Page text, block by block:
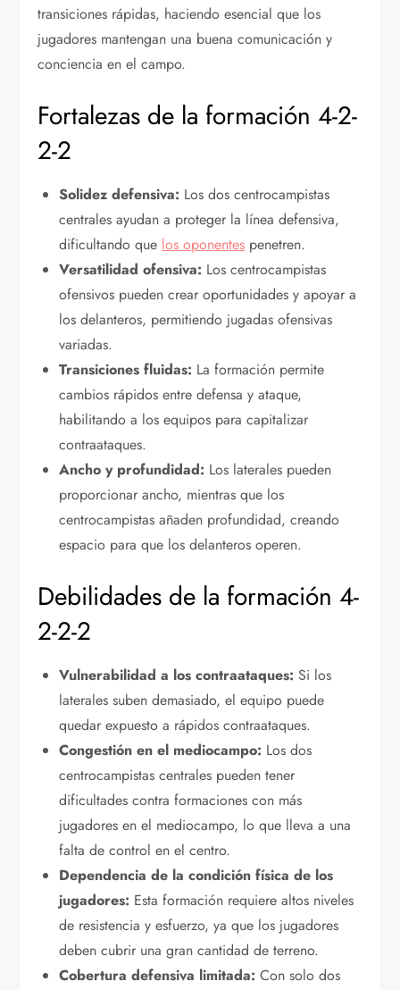
transiciones rápidas, haciendo esencial que los
jugadores mantengan una buena comunicación y
conciencia en el campo.
Fortalezas de la formación 4-2-
2-2
Solidez defensiva: Los dos centrocampistas
centrales ayudan a proteger la línea defensiva,
dificultando que los oponentes penetren.
Versatilidad ofensiva: Los centrocampistas
ofensivos pueden crear oportunidades y apoyar a
los delanteros, permitiendo jugadas ofensivas
variadas.
Transiciones fluidas: La formación permite
cambios rápidos entre defensa y ataque,
habilitando a los equipos para capitalizar
contraataques.
Ancho y profundidad: Los laterales pueden
proporcionar ancho, mientras que los
centrocampistas añaden profundidad, creando
espacio para que los delanteros operen.
Debilidades de la formación 4-
2-2-2
Vulnerabilidad a los contraataques: Si los
laterales suben demasiado, el equipo puede
quedar expuesto a rápidos contraataques.
Congestión en el mediocampo: Los dos
centrocampistas centrales pueden tener
dificultades contra formaciones con más
jugadores en el mediocampo, lo que lleva a una
falta de control en el centro.
Dependencia de la condición física de los
jugadores: Esta formación requiere altos niveles
de resistencia y esfuerzo, ya que los jugadores
deben cubrir una gran cantidad de terreno.
Cobertura defensiva limitada: Con solo dos